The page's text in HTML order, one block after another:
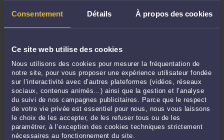
Consentement Détails À propos des cookies
Ce site web utilise des cookies
Nous utilisons des cookies pour mesurer la fréquentation de
notre site, pour vous proposer une expérience utilisateur fondée
sur l’interactivité avec d’autres plateformes (vidéos, réseaux
sociaux, contenus animés…) ainsi que la gestion et l’analyse
du suivi de nos campagnes publicitaires. Parce que le respect
de votre vie privée est essentiel pour nous, nous vous laissons
le choix de les accepter, de les refuser tous ou de les
paramétrer, à l’exception des cookies techniques strictement
nécessaires au fonctionnement du site.
Juin 2025
Septembre 2023
Janvier 2023
Mai 2022
Juillet 2021
Avril 2021
Février 2021
Janvier 2021